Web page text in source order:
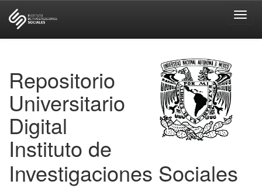
Repositorio
Universitario
Digital
Instituto de
Investigaciones Sociales